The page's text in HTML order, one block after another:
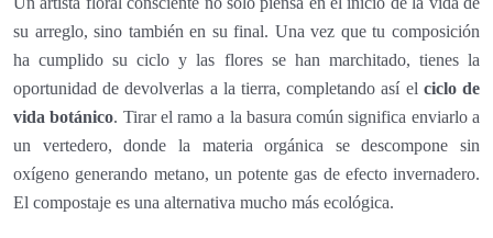
su arreglo, sino también en su final. Una vez que tu composición
ha cumplido su ciclo y las flores se han marchitado, tienes la
oportunidad de devolverlas a la tierra, completando así el ciclo de
vida botánico. Tirar el ramo a la basura común significa enviarlo a
un vertedero, donde la materia orgánica se descompone sin
oxígeno generando metano, un potente gas de efecto invernadero.
El compostaje es una alternativa mucho más ecológica.